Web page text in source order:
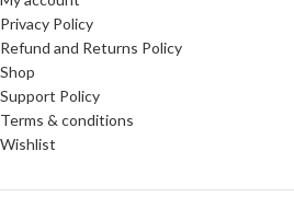
Privacy Policy
Refund and Returns Policy
Shop
Support Policy
Terms & conditions
Wishlist